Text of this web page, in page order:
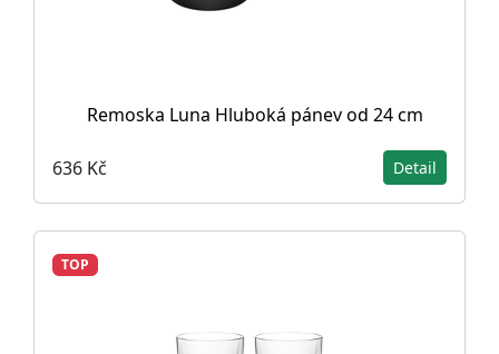
Remoska Luna Hluboká pánev od 24 cm
636 Kč Detail
TOP